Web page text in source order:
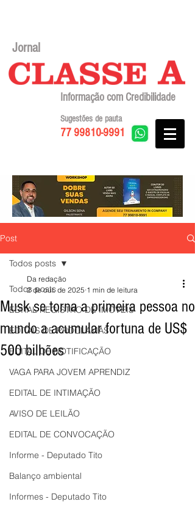
Jornal
Informação com Credibilidade
77 99810-9991
Sugestões de pauta
Post
Todos posts
EDITAL REGISTRO DE IMÓVEIS
EDITAIS DE PROCLAMAS
EDITAL DE NOTIFICAÇÃO
VAGA PARA JOVEM APRENDIZ
EDITAL DE INTIMAÇÃO
AVISO DE LEILÃO
EDITAL DE CONVOCAÇÃO
Informe - Deputado Tito
Balanço ambiental
Informes - Deputado Tito
Todos posts
Musk se torna a primeira pessoa no
mundo a acumular fortuna de US$
500 bilhões
Da redação
2 de out. de 2025 1 min de leitura